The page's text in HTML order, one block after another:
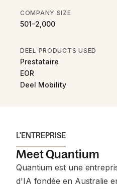
COMPANY SIZE
501-2,000
DEEL PRODUCTS USED
Prestataire
EOR
Deel Mobility
L'ENTREPRISE
Meet Quantium
Quantium est une
d'IA fondée en Australie